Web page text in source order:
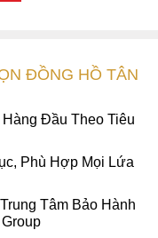
sapphire cao cấp
hồ tại góc 3h là
chắc chắn với khả
khả năng chịu áp
và đi mưa nhẹ.
nước cực cao, thoáng
ĐỒNG HỒ TÂN
Đầu Theo Tiêu
Phù Hợp Mọi Lứa
Tâm Bảo Hành